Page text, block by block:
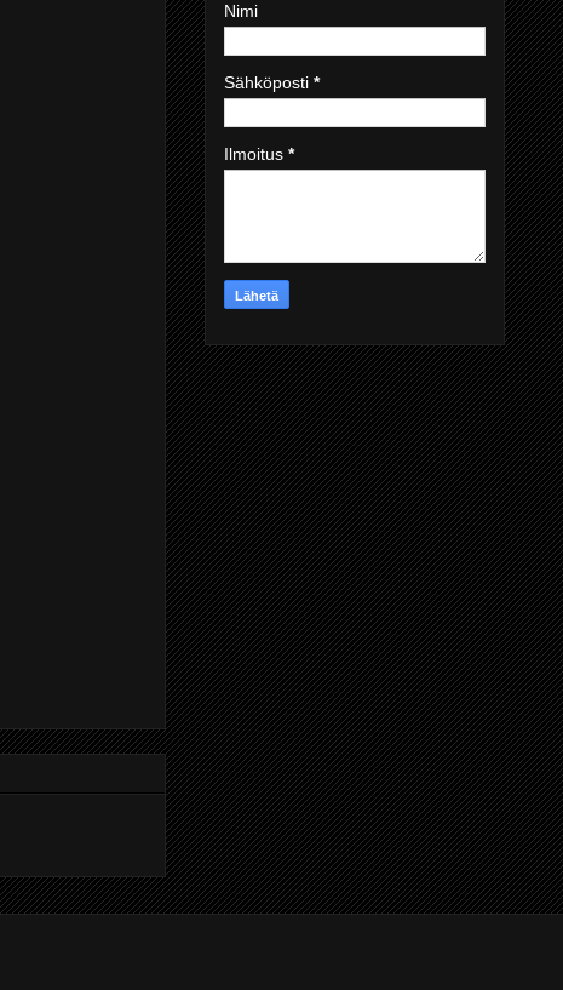
Nimi
Sähköposti *
Ilmoitus *